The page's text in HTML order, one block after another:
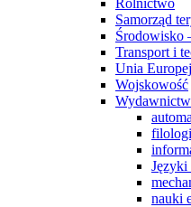
Rolnictwo
Samorząd
Środowisko
Transport i
Unia
Wojskowość
Języki
nauki